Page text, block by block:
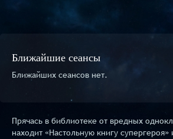
Ближайшие сеансы
Ближайших сеансов нет.
Прячась в библиотеке от вредных
находит «Настольную книгу супергероя»